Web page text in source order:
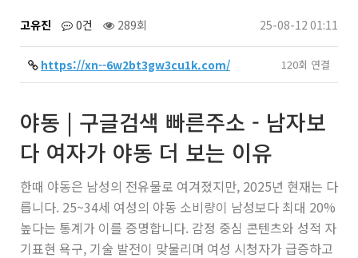
고유진 0건 289회 25-08-12 01:11
https://xn--6w2bt3gw3cu1k.com/ 120회 연결
야동 | 구글검색 빠른주소 - 남자보
다 여자가 야동 더 보는 이유
한때 야동은 남성의 전유물로 여겨졌지만, 2025년 현재는 다
릅니다. 25~34세 여성의 야동 소비량이 남성보다 최대 20%
높다는 통계가 이를 증명합니다. 감정 중심 콘텐츠와 성적 자
기표현 욕구, 기술 발전이 맞물리며 여성 시청자가 급증하고